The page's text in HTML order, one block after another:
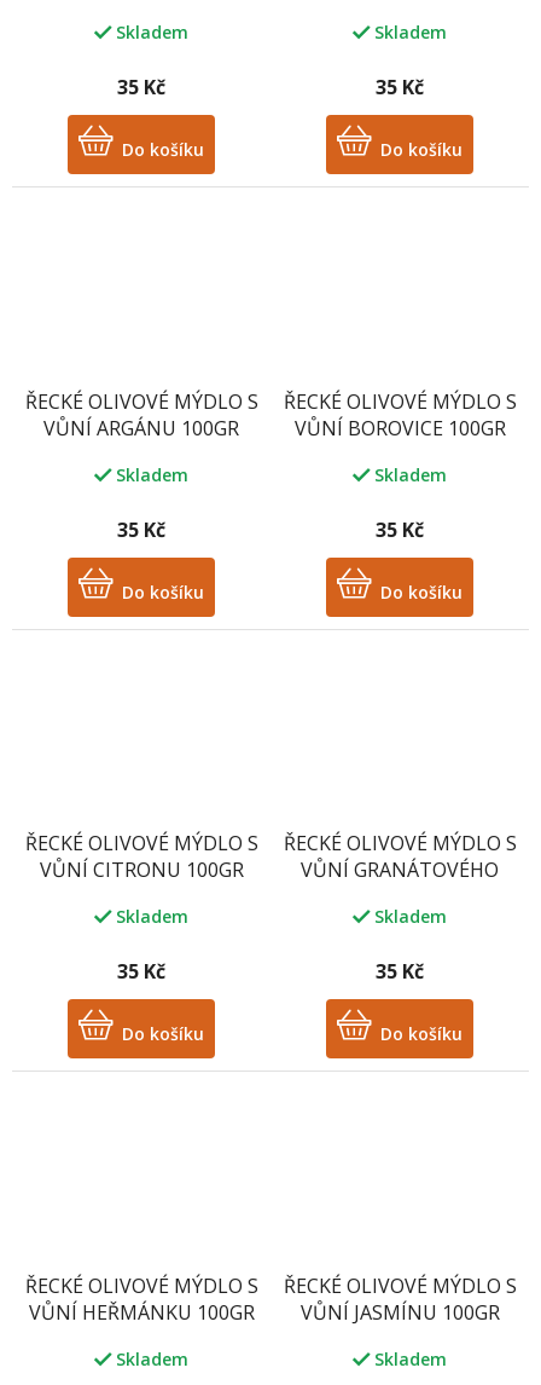
Skladem
35 Kč
Do košíku
Skladem
35 Kč
Do košíku
ŘECKÉ OLIVOVÉ MÝDLO S
VŮNÍ ARGÁNU 100GR
Skladem
35 Kč
Do košíku
ŘECKÉ OLIVOVÉ MÝDLO S
VŮNÍ BOROVICE 100GR
Skladem
35 Kč
Do košíku
ŘECKÉ OLIVOVÉ MÝDLO S
VŮNÍ CITRONU 100GR
Skladem
35 Kč
Do košíku
ŘECKÉ OLIVOVÉ MÝDLO S
VŮNÍ GRANÁTOVÉHO
Skladem
35 Kč
Do košíku
ŘECKÉ OLIVOVÉ MÝDLO S
VŮNÍ HEŘMÁNKU 100GR
Skladem
ŘECKÉ OLIVOVÉ MÝDLO S
VŮNÍ JASMÍNU 100GR
Skladem